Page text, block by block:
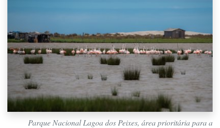
Parque Nacional Lagoa dos Peixes, área prioritária para a